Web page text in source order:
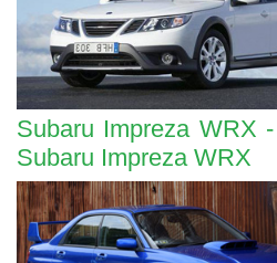
Subaru Impreza WRX
Subaru Impreza WRX